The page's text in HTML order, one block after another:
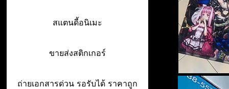
สแตนดี้อนิเมะ
ขายส่งสติกเกอร์
ถ่ายเอกสารด่วน รอรับได้ ราคาถูก